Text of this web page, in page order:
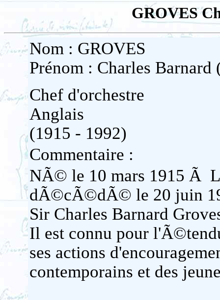
GROVES
Nom : GROVES
Prénom : Charles Barnard
Chef d'orchestre
Anglais
(1915 - 1992)
Commentaire :
NÃ© le 10 mars 1915 Ã
dÃ©cÃ©dÃ© le 20 juin
Sir Charles Barnard
Il est connu pour
ses actions
contemporains et des